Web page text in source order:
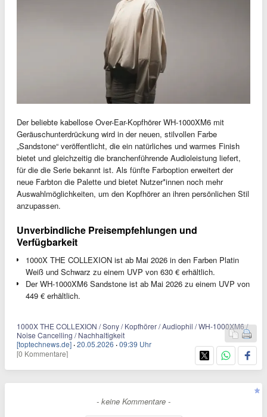
Der beliebte kabellose Over-Ear-Kopfhörer WH-1000XM6 mit
Geräuschunterdrückung wird in der neuen, stilvollen Farbe
„Sandstone“ veröffentlicht, die ein natürliches und warmes Finish
bietet und gleichzeitig die branchenführende Audioleistung liefert,
für die die Serie bekannt ist. Als fünfte Farboption erweitert der
neue Farbton die Palette und bietet Nutzer*innen noch mehr
Auswahlmöglichkeiten, um den Kopfhörer an ihren persönlichen Stil
anzupassen.
Unverbindliche Preisempfehlungen und
Verfügbarkeit
1000X THE COLLEXION ist ab Mai 2026 in den Farben Platin
Weiß und Schwarz zu einem UVP von 630 € erhältlich.
Der WH-1000XM6 Sandstone ist ab Mai 2026 zu einem UVP von
449 € erhältlich.
1000X THE COLLEXION / Sony / Kopfhörer / Audiophil / WH-1000XM6 /
Noise Cancelling / Nachhaltigkeit
[toptechnews.de] ·20.05.2026 ·09:39 Uhr
[0 Kommentare]
- keine Kommentare -